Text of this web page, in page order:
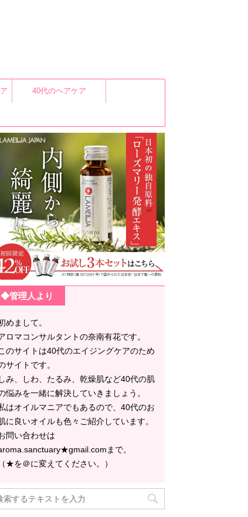
40代のヘアケア
◆管理人より
めまして。
ロマコンサルタントの奈南有花です。
のサイトは40代のエイジングケアのため
サイトです。
しみ、しわ、たるみ、乾燥肌など40代の肌
悩みを一緒に解決していきましょう。
はオイルマニアでもあるので、40代のお
に良いオイルも色々ご紹介しています。
問い合わせは
まで。
（★を＠に変えてください。）